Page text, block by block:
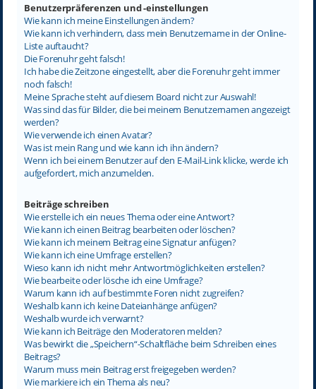
Benutzerpräferenzen und -einstellungen
Wie kann ich meine Einstellungen ändern?
Wie kann ich verhindern, dass mein Benutzername in der Online-
Liste auftaucht?
Die Forenuhr geht falsch!
Ich habe die Zeitzone eingestellt, aber die Forenuhr geht immer
noch falsch!
Meine Sprache steht auf diesem Board nicht zur Auswahl!
Was sind das für Bilder, die bei meinem Benutzernamen angezeigt
werden?
Wie verwende ich einen Avatar?
Was ist mein Rang und wie kann ich ihn ändern?
Wenn ich bei einem Benutzer auf den E-Mail-Link klicke, werde ich
aufgefordert, mich anzumelden.
Beiträge schreiben
Wie erstelle ich ein neues Thema oder eine Antwort?
Wie kann ich einen Beitrag bearbeiten oder löschen?
Wie kann ich meinem Beitrag eine Signatur anfügen?
Wie kann ich eine Umfrage erstellen?
Wieso kann ich nicht mehr Antwortmöglichkeiten erstellen?
Wie bearbeite oder lösche ich eine Umfrage?
Warum kann ich auf bestimmte Foren nicht zugreifen?
Weshalb kann ich keine Dateianhänge anfügen?
Weshalb wurde ich verwarnt?
Wie kann ich Beiträge den Moderatoren melden?
Was bewirkt die „Speichern“-Schaltfläche beim Schreiben eines
Beitrags?
Warum muss mein Beitrag erst freigegeben werden?
Wie markiere ich ein Thema als neu?